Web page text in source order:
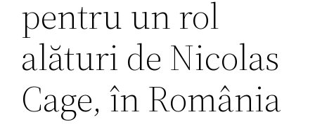
pentru un rol
alături de Nicolas
Cage, în România